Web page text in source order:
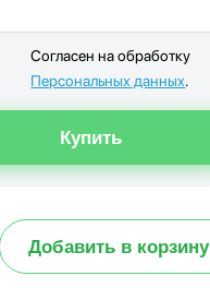
Согласен на обработку
Персональных данных.
Добавить в корзину